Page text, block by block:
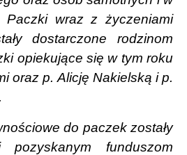
Paczki wraz z życzeniami
dostarczone rodzinom
opiekujące się w tym roku
oraz p. Alicję Nakielską i p.
do paczek zostały
pozyskanym funduszom